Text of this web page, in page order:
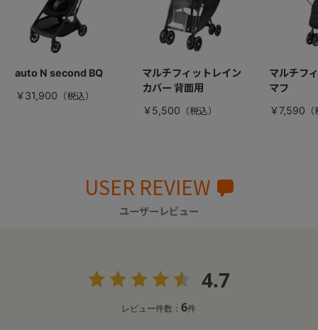
auto N second BQ
￥31,900
マルチフィットレイン
カバー 背面用
￥5,500
マルチフ
マフ
￥7,590
USER REVIEW
ユーザーレビュー
4.7
レビュー件数：6件